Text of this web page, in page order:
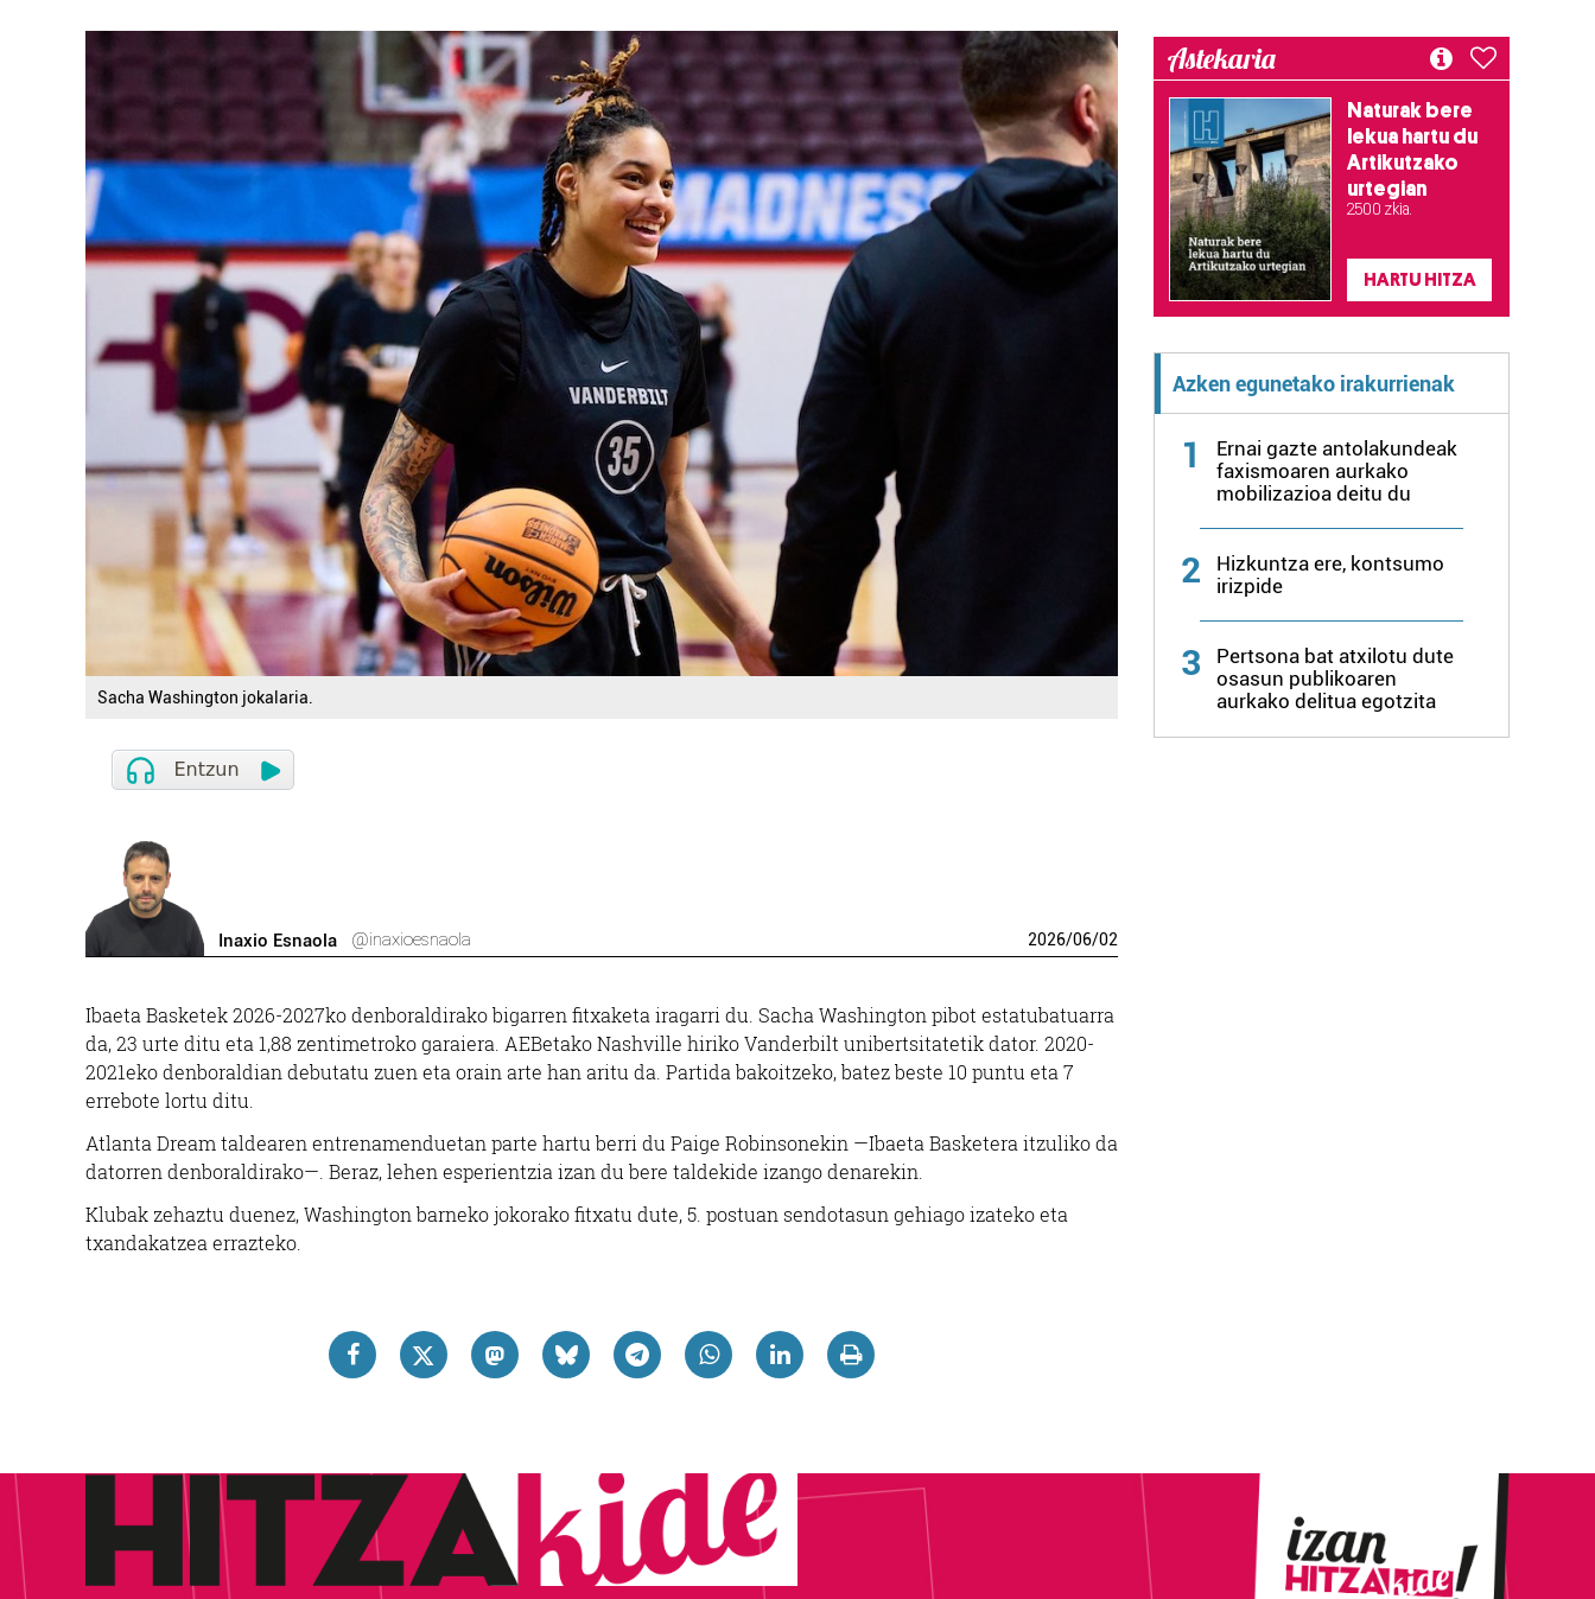
Sacha Washington jokalaria.
Inaxio Esnaola @inaxioesnaola 2026/06/02
Ibaeta Basketek 2026-2027ko denboraldirako bigarren fitxaketa iragarri du. Sacha Washington pibot estatubatuarra
da, 23 urte ditu eta 1,88 zentimetroko garaiera. AEBetako Nashville hiriko Vanderbilt unibertsitatetik dator. 2020-
2021eko denboraldian debutatu zuen eta orain arte han aritu da. Partida bakoitzeko, batez beste 10 puntu eta 7
errebote lortu ditu.
Atlanta Dream taldearen entrenamenduetan parte hartu berri du Paige Robinsonekin —Ibaeta Basketera itzuliko da
datorren denboraldirako—. Beraz, lehen esperientzia izan du bere taldekide izango denarekin.
Klubak zehaztu duenez, Washington barneko jokorako fitxatu dute, 5. postuan sendotasun gehiago izateko eta
txandakatzea errazteko.
Astekaria
Naturak bere
lekua hartu du
Artikutzako
urtegian
2.500 zkia.
HARTU HITZA
Azken egunetako irakurrienak
1
Ernai gazte antolakundeak
faxismoaren aurkako
mobilizazioa deitu du
2
Hizkuntza ere, kontsumo
irizpide
3
Pertsona bat atxilotu dute
osasun publikoaren
aurkako delitua egotzita